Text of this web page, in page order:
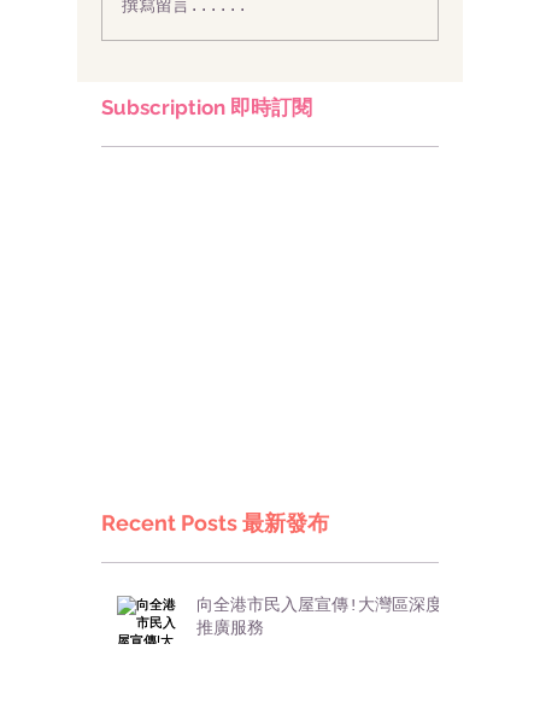
撰寫留言......
Subscription 即時訂閱
Recent Posts 最新發布
向全港市民入屋宣傳!大灣區深度
推廣服務